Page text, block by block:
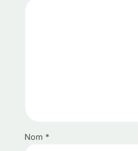
Nom *